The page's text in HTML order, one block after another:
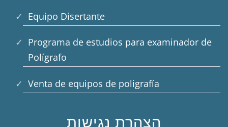
Equipo Disertante
Programa de estudios para examinador de
Polígrafo
Venta de equipos de poligrafía
הצהרת נגישות